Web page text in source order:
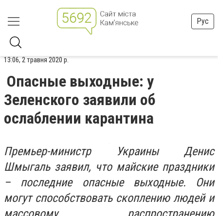
Рус
13:06, 2 травня 2020 р.
Опасные выходные: у
Зеленского заявили об
ослаблении карантина
Премьер-министр Украины Денис
Шмыгаль заявил, что майские праздники
– последние опасные выходные. Они
могут способствовать скоплению людей и